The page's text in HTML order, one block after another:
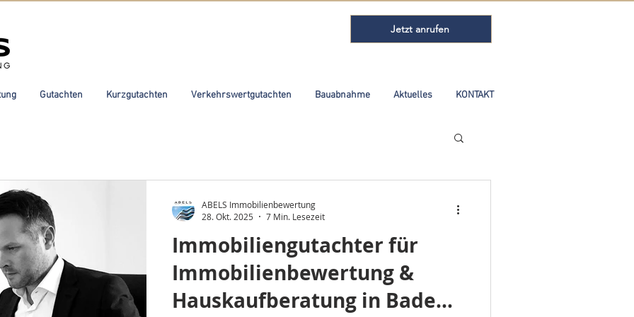
Jetzt anrufen
Gutachten Kurzgutachten Verkehrswertgutachten Bauabnahme Aktuelles KONTAKT
Immobiliengutachter für
Immobilienbewertung &
Hauskaufberatung in Baden-
ABELS Immobilienbewertung
28. Okt. 2025
7 Min. Lesezeit